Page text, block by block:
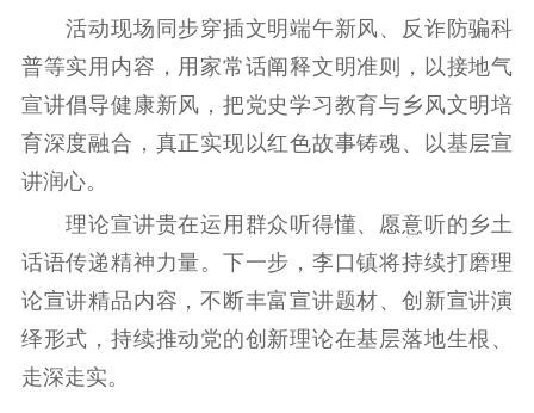
红色资源保护利
用
新闻出版
精品出版 全民阅读
出版监管
电影工作
电影创作 电影市场
机关党建
活动现场同步穿插文明端午新风、反诈防骗科
普等实用内容，用家常话阐释文明准则，以接地气
宣讲倡导健康新风，把党史学习教育与乡风文明培
育深度融合，真正实现以红色故事铸魂、以基层宣
讲润心。
理论宣讲贵在运用群众听得懂、愿意听的乡土
话语传递精神力量。下一步，李口镇将持续打磨理
论宣讲精品内容，不断丰富宣讲题材、创新宣讲演
绎形式，持续推动党的创新理论在基层落地生根、
走深走实。